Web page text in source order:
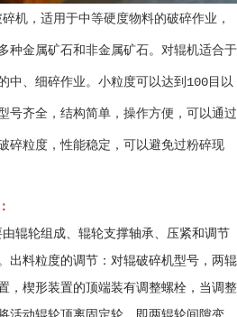
适用于中等硬度物料的破碎作业，
种金属矿石和非金属矿石。对辊机适合于
中、细碎作业。小粒度可以达到100目以
号齐全，结构简单，操作方便，可以通过
碎粒度，性能稳定，可以避免过粉碎现
轮组成、辊轮支撑轴承、压紧和调节
出料粒度的调节：对辊破碎机型号，两辊
，楔形装置的顶端装有调整螺栓，当调整